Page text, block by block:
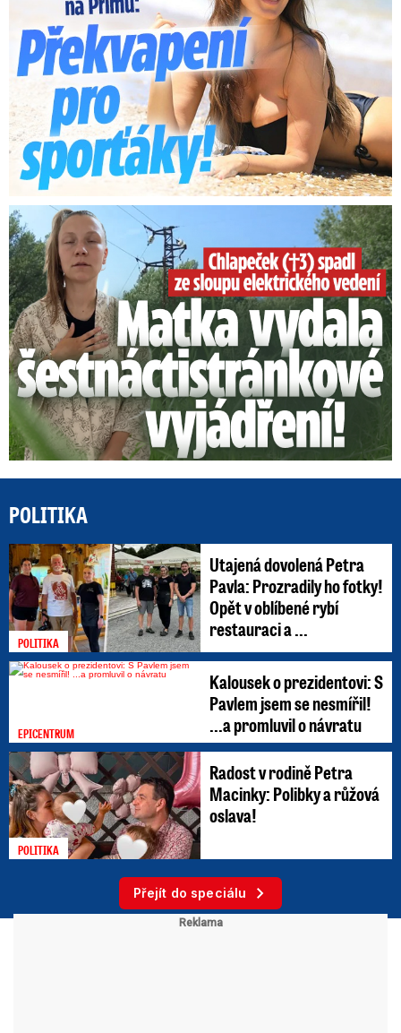
Smrtelný pád chlapce: Matka vydala vyjádření na 16 stran
POLITIKA
POLITIKA
Utajená dovolená Petra
Pavla: Prozradily ho fotky!
Opět v oblíbené rybí
restauraci a ...
EPICENTRUM
Kalousek o prezidentovi: S
Pavlem jsem se nesmířil!
...a promluvil o návratu
POLITIKA
Radost v rodině Petra
Macinky: Polibky a růžová
oslava!
Přejít do speciálu